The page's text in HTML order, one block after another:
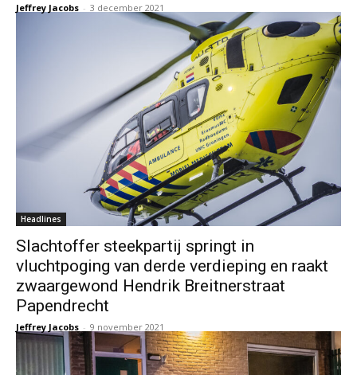
Jeffrey Jacobs - 3 december 2021
Headlines
Slachtoffer steekpartij springt in
vluchtpoging van derde verdieping en raakt
zwaargewond Hendrik Breitnerstraat
Papendrecht
Jeffrey Jacobs - 9 november 2021